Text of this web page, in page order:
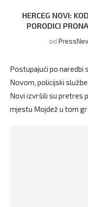
HERCEG NOVI:
PORODICI
od
Postupajući po naredbi
Novom, policijski
Novi izvršili su pretres
mjestu Mojdež u tom